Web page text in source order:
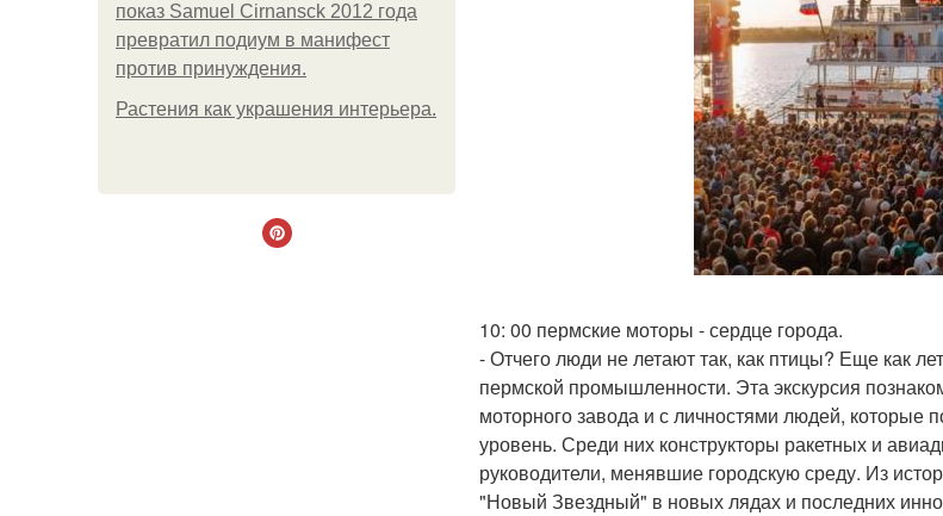
показ Samuel Cirnansck 2012 года
превратил подиум в манифест
против принуждения.
Растения как украшения интерьера.
10: 00 пермские моторы - сердце города.
- Отчего люди не летают так, как птицы? Еще как
пермской промышленности. Эта экскурсия
моторного завода и с личностями людей, которые
уровень. Среди них конструкторы ракетных и
руководители, менявшие городскую среду. Из
"Новый Звездный" в новых лядах и последних